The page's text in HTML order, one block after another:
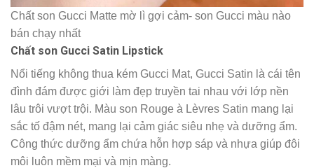
Chất son Gucci Matte mờ lì gợi cảm- son Gucci màu nào
bán chạy nhất
Chất son Gucci Satin Lipstick
Nổi tiếng không thua kém Gucci Mat, Gucci Satin là cái tên
đình đám được giới làm đẹp truyền tai nhau với lớp nền
lâu trôi vượt trội. Màu son Rouge à Lèvres Satin mang lại
sắc tố đậm nét, mang lại cảm giác siêu nhẹ và dưỡng ẩm.
Công thức dưỡng ẩm chứa hỗn hợp sáp và nhựa giúp đôi
môi luôn mềm mại và mịn màng.